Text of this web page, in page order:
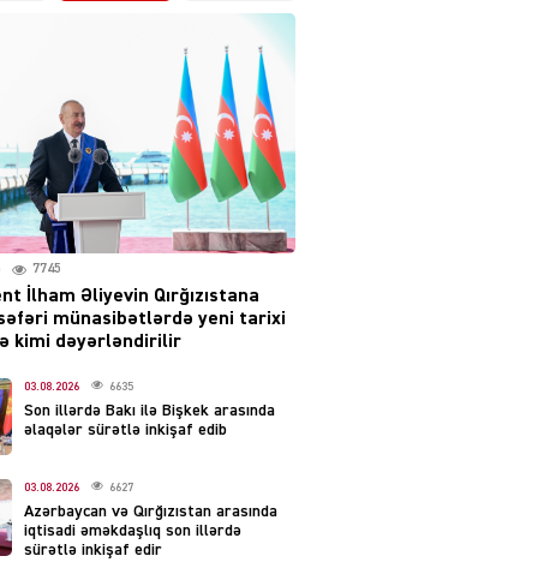
5495
Rusiya-Ukrayna
münaqişəsinin həllində
irəliləyiş var – Tramp
07.08.2026 5507
Prezident 2 fərman
imzaladı
07.08.2026
“Tramp yolu”na HƏMLƏ –
REAKSİYA
07.08.2026
7745
İlham Əliyevin Qırğızıstana
münasibətlərdə yeni tarixi
kimi dəyərləndirilir
03.08.2026 6635
Son illərdə Bakı ilə Bişkek arasında
əlaqələr sürətlə inkişaf edib
03.08.2026 6627
Azərbaycan və Qırğızıstan arasında
iqtisadi əməkdaşlıq son illərdə
sürətlə inkişaf edir